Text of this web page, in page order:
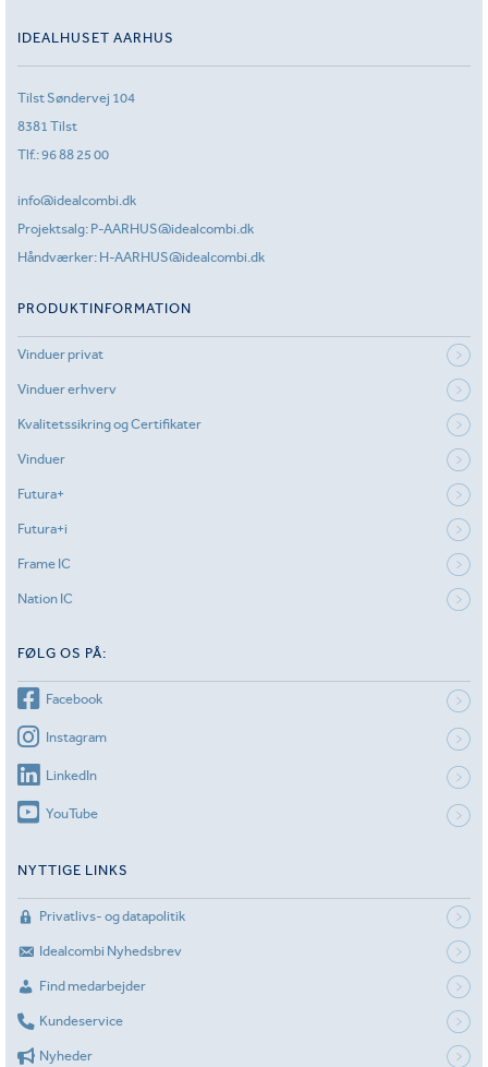
IDEALHUSET AARHUS
Tilst Søndervej 104
8381 Tilst
Tlf.:96 88 25 00
info@idealcombi.dk
Projektsalg: P-AARHUS@idealcombi.dk
Håndværker: H-AARHUS@idealcombi.dk
PRODUKTINFORMATION
Vinduer privat
Vinduer erhverv
Kvalitetssikring og Certifikater
Vinduer
Futura+
Futura+i
Frame IC
Nation IC
FØLG OS PÅ:
Facebook
Instagram
LinkedIn
YouTube
NYTTIGE LINKS
Privatlivs- og datapolitik
Idealcombi Nyhedsbrev
Find medarbejder
Kundeservice
Nyheder